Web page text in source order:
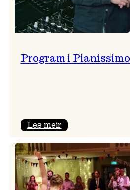
Program i Pianissimo
Les meir:
i
Pianissimo